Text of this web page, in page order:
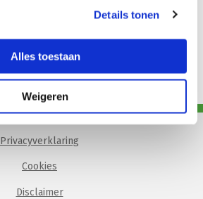
Details tonen
Alles toestaan
Weigeren
Privacyverklaring
Cookies
Disclaimer